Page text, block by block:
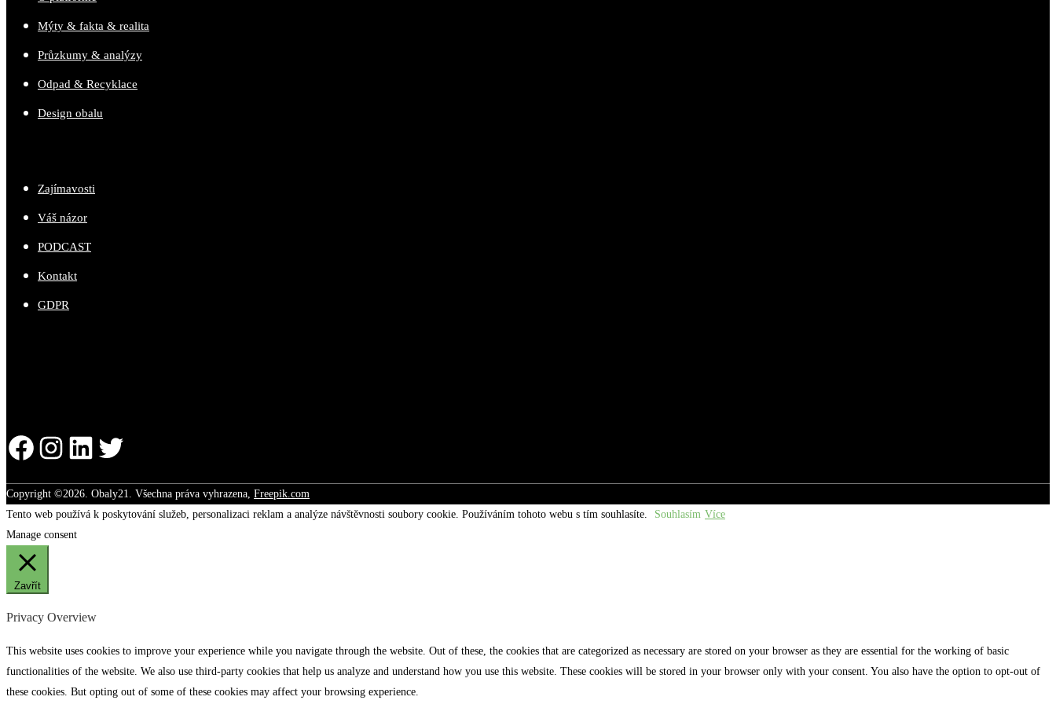
Mýty & fakta & realita
Průzkumy & analýzy
Odpad & Recyklace
Design obalu
Zajímavosti
Váš názor
PODCAST
Kontakt
GDPR
FacebookInstagramLinkedIn
Twitter
Copyright ©2026. Obaly21. Všechna práva vyhrazena, Freepik.com
Tento web používá k poskytování služeb, personalizaci reklam a analýze návštěvnosti soubory cookie. Používáním tohoto webu s tím souhlasíte.
Souhlasím Více
Manage consent
Zavřít
Privacy Overview
This website uses cookies to improve your experience while you navigate through the website. Out of these, the cookies that are categorized as necessary are stored on your browser as they are essential for the working of basic
functionalities of the website. We also use third-party cookies that help us analyze and understand how you use this website. These cookies will be stored in your browser only with your consent. You also have the option to opt-out of
these cookies. But opting out of some of these cookies may affect your browsing experience.